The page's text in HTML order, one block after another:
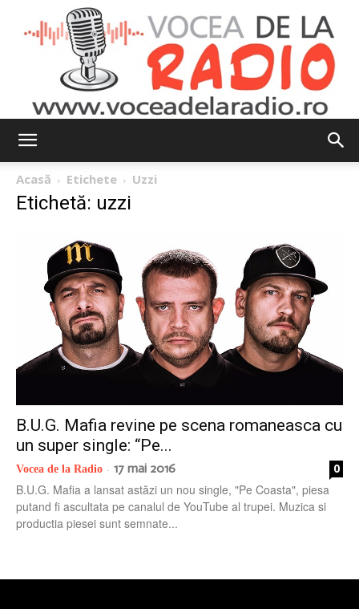
la
radio
Acasă Etichete Uzzi
Etichetă: uzzi
B.U.G. Mafia revine pe scena romaneasca cu
un super single: “Pe...
Vocea de la Radio - 17 mai 2016 0
B.U.G. Mafia a lansat astăzi un nou single, "Pe Coasta", piesa
putand fi ascultata pe canalul de YouTube al trupei. Muzica si
productia piesei sunt semnate...